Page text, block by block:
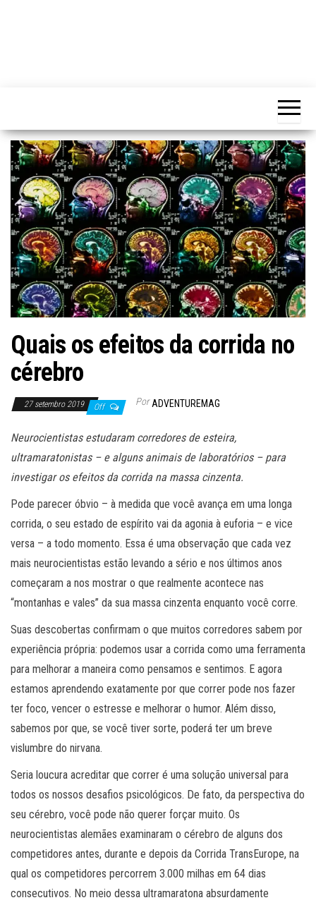
Quais os efeitos da corrida no
cérebro
27 setembro 2019 Off Por ADVENTUREMAG
Neurocientistas estudaram corredores de esteira,
ultramaratonistas – e alguns animais de laboratórios – para
investigar os efeitos da corrida na massa cinzenta.
Pode parecer óbvio – à medida que você avança em uma longa
corrida, o seu estado de espírito vai da agonia à euforia – e vice
versa – a todo momento. Essa é uma observação que cada vez
mais neurocientistas estão levando a sério e nos últimos anos
começaram a nos mostrar o que realmente acontece nas
“montanhas e vales” da sua massa cinzenta enquanto você corre.
Suas descobertas confirmam o que muitos corredores sabem por
experiência própria: podemos usar a corrida como uma ferramenta
para melhorar a maneira como pensamos e sentimos. E agora
estamos aprendendo exatamente por que correr pode nos fazer
ter foco, vencer o estresse e melhorar o humor. Além disso,
sabemos por que, se você tiver sorte, poderá ter um breve
vislumbre do nirvana.
Seria loucura acreditar que correr é uma solução universal para
todos os nossos desafios psicológicos. De fato, da perspectiva do
seu cérebro, você pode não querer forçar muito. Os
neurocientistas alemães examinaram o cérebro de alguns dos
competidores antes, durante e depois da Corrida TransEurope, na
qual os competidores percorrem 3.000 milhas em 64 dias
consecutivos. No meio dessa ultramaratona absurdamente